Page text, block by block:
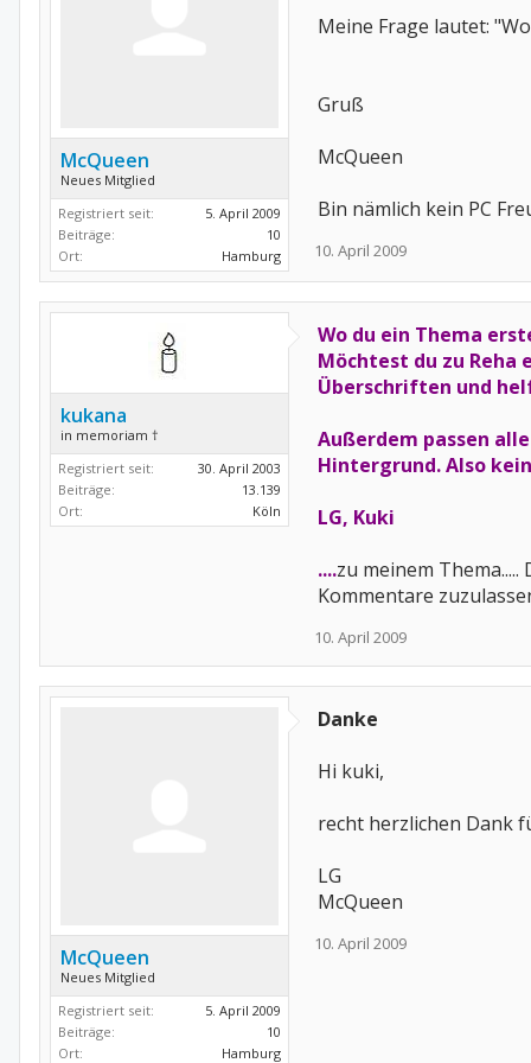
McQueen
Neues Mitglied
Registriert seit:
5. April 2009
Beiträge:
10
Ort:
Hamburg
Meine Frage lautet:
Gruß
McQueen
Bin nämlich kein PC
10. April 2009
kukana
in memoriam †
Registriert seit:
30. April 2003
Beiträge:
13.139
Ort:
Köln
Wo du ein Thema
Möchtest du zu Reha
Überschriften und
Außerdem passen
Hintergrund. Also
LG, Kuki
....zu meinem
Kommentare
10. April 2009
McQueen
Neues Mitglied
Registriert seit:
5. April 2009
Beiträge:
10
Ort:
Hamburg
Danke
Hi kuki,
recht herzlichen Dank
LG
McQueen
10. April 2009